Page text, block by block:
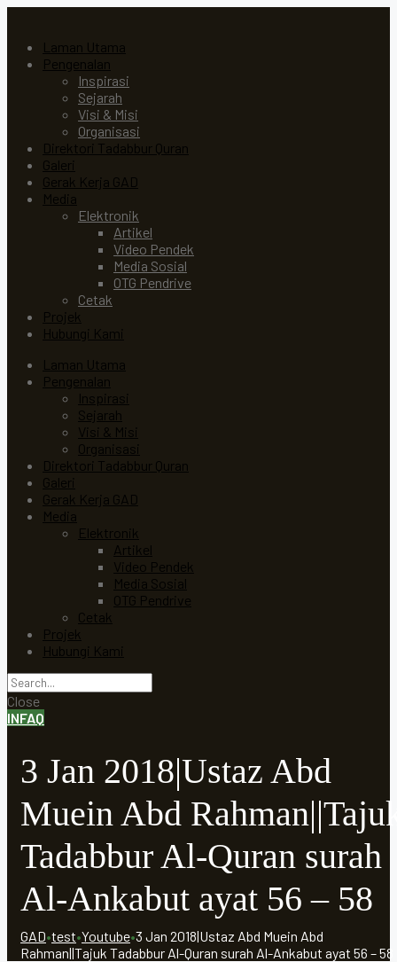
Laman Utama
Pengenalan
Inspirasi
Sejarah
Visi & Misi
Organisasi
Direktori Tadabbur Quran
Galeri
Gerak Kerja GAD
Media
Elektronik
Artikel
Video Pendek
Media Sosial
OTG Pendrive
Cetak
Projek
Hubungi Kami
Laman Utama
Pengenalan
Inspirasi
Sejarah
Visi & Misi
Organisasi
Direktori Tadabbur Quran
Galeri
Gerak Kerja GAD
Media
Elektronik
Artikel
Video Pendek
Media Sosial
OTG Pendrive
Cetak
Projek
Hubungi Kami
Close
INFAQ
3 Jan 2018|Ustaz Abd
Muein Abd
Tadabbur Al-Quran surah
Al-Ankabut ayat 56 – 58
GAD•test•Youtube•3 Jan 2018|Ustaz Abd Muein Abd
Rahman||Tajuk Tadabbur Al-Quran surah Al-Ankabut ayat 56 – 58